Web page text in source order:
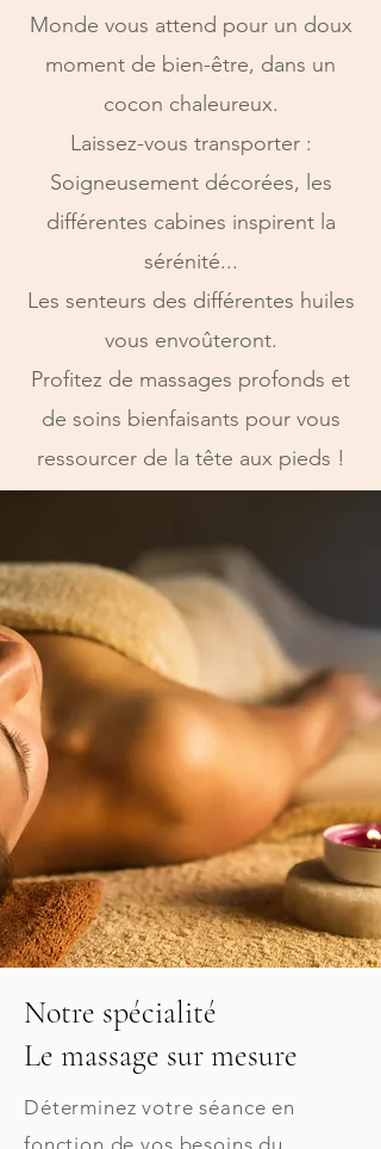
Monde vous attend pour un doux
moment de bien-être, dans un
cocon chaleureux.
Laissez-vous transporter :
Soigneusement décorées, les
différentes cabines inspirent la
sérénité...
Les senteurs des différentes huiles
vous envoûteront.
Profitez de massages profonds et
de soins bienfaisants pour vous
ressourcer de la tête aux pieds !
Notre spécialité
Le massage sur mesure
Déterminez votre séance en
fonction de vos besoins du